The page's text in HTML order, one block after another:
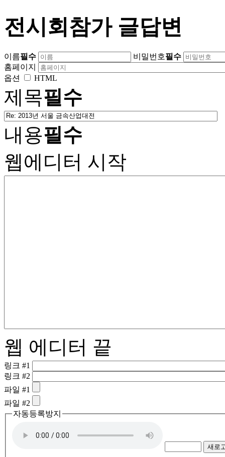
전시회참가 글답변
이름필수 비밀번호필수
홈페이지
옵션
HTML
제목필수
내용필수
웹에디터 시작
웹 에디터 끝
링크 #1
링크 #2
파일 #1
파일 #2
자동등록방지
새로